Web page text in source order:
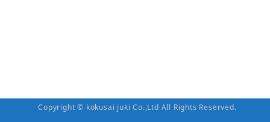
Copyright © kokusai juki Co.,Ltd All Rights Reserved.